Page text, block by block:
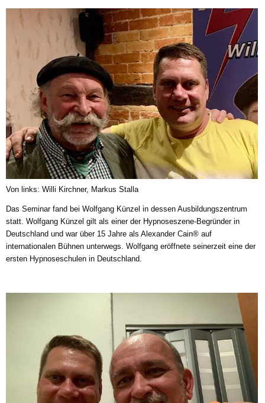
Von links: Willi Kirchner, Markus Stalla
Das Seminar fand bei Wolfgang Künzel in dessen Ausbildungszentrum
statt. Wolfgang Künzel gilt als einer der Hypnoseszene-Begründer in
Deutschland und war über 15 Jahre als Alexander Cain® auf
internationalen Bühnen unterwegs. Wolfgang eröffnete seinerzeit eine der
ersten Hypnoseschulen in Deutschland.